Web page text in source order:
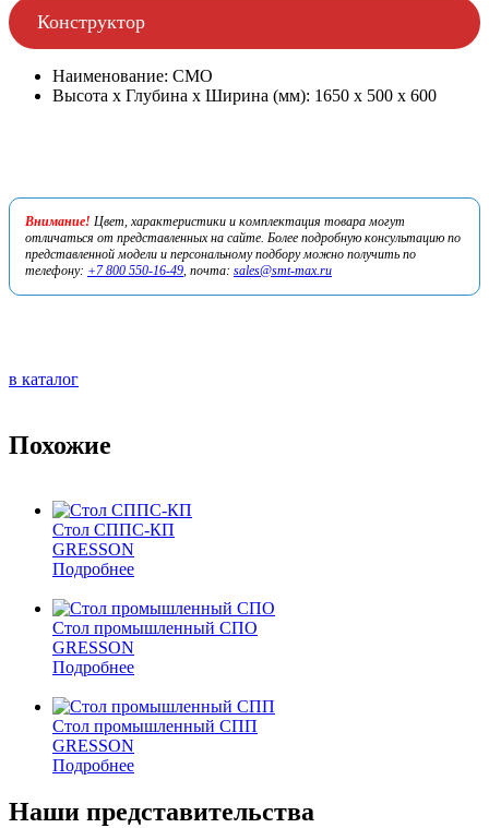
Конструктор
Наименование: СМО
Высота х Глубина х Ширина (мм): 1650 х 500 х 600
Внимание! Цвет, характеристики и комплектация товара могут
отличаться от представленных на сайте. Более подробную консультацию по
представленной модели и персональному подбору можно получить по
телефону: +7 800 550-16-49 , почта: sales@smt-max.ru
в каталог
Похожие
Стол СППС-КП
GRESSON
Подробнее
Стол промышленный СПО
GRESSON
Подробнее
Стол промышленный СПП
GRESSON
Подробнее
Наши представительства